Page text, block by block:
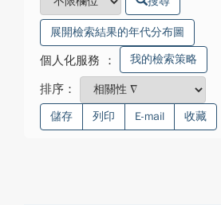
展開檢索結果的年代分布圖
個人化服務 ： 我的檢索策略
排序：
儲存 列印 E-mail 收藏